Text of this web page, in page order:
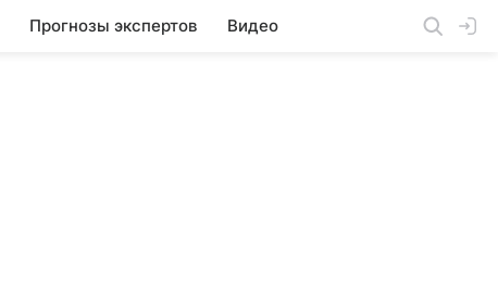
Прогнозы экспертов Видео